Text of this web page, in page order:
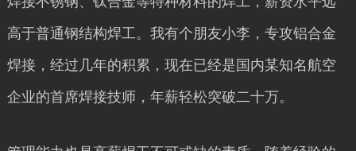
高于普通钢结构焊工。我有个朋友小李，专攻铝合金
焊接，经过几年的积累，现在已经是国内某知名航空
企业的首席焊接技师，年薪轻松突破二十万。